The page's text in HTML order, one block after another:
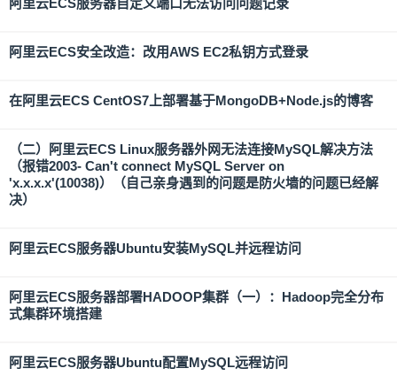
阿里云ECS服务器自定义端口无法访问问题记录
阿里云ECS安全改造：改用AWS EC2私钥方式登录
在阿里云ECS CentOS7上部署基于MongoDB+Node.js的博客
（二）阿里云ECS Linux服务器外网无法连接MySQL解决方法
（报错2003- Can't connect MySQL Server on
'x.x.x.x'(10038)）（自己亲身遇到的问题是防火墙的问题已经解
决）
阿里云ECS服务器Ubuntu安装MySQL并远程访问
阿里云ECS服务器部署HADOOP集群（一）：Hadoop完全分布
式集群环境搭建
阿里云ECS服务器Ubuntu配置MySQL远程访问